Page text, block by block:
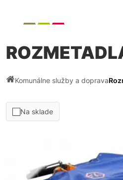
Komunálne služby a doprava
Na sklade